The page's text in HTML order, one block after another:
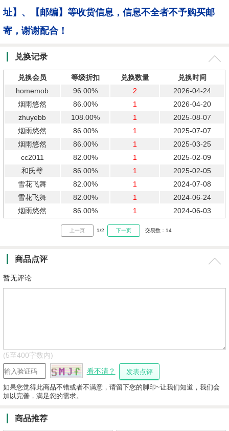
址】、【邮编】等收货信息，信息不全者不予购买邮
寄，谢谢配合！
兑换记录
兑换会员 等级折扣 兑换数量
兑换时间
homemob
96.00% 2
2026-04-24
烟雨悠然
86.00% 1
2026-04-20
zhuyebb
108.00% 1
2025-08-07
烟雨悠然
86.00% 1
2025-07-07
烟雨悠然
86.00% 1
2025-03-25
cc2011
82.00% 1
2025-02-09
和氏璧
86.00% 1
2025-02-05
雪花飞舞
82.00% 1
2024-07-08
雪花飞舞
82.00% 1
2024-06-24
烟雨悠然
86.00% 1 2024-06-03
上一页 1/2 下一页 交易数：14
商品点评
暂无评论
(5至400字数内)
看不清？
如果您觉得此商品不错或者不满意，请留下您的脚印~让我们知道，我们会
加以完善，满足您的需求。
商品推荐